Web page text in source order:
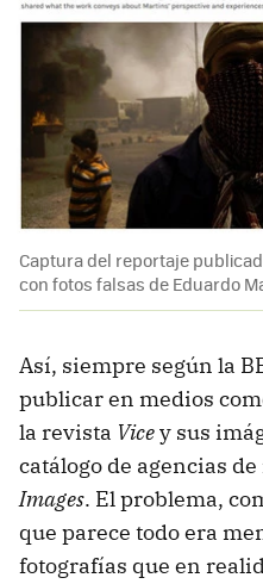
Captura del reportaje
con fotos falsas de Eduardo
Así, siempre según la
publicar en medios
la revista Vicey sus
catálogo de agencias
Images. El problema,
que parece todo era
fotografías que en